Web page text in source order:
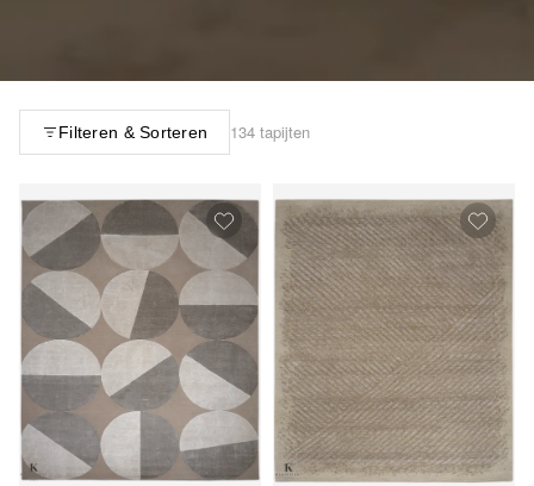
Filteren & Sorteren 134 tapijten